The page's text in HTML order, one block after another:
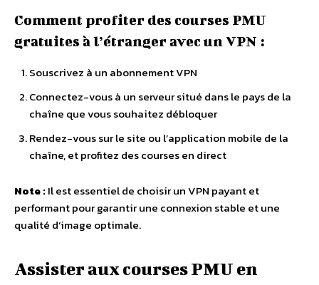
Comment profiter des courses PMU
gratuites à l’étranger avec un VPN :
Souscrivez à un abonnement VPN
Connectez-vous à un serveur situé dans le pays de la
chaîne que vous souhaitez débloquer
Rendez-vous sur le site ou l’application mobile de la
chaîne, et profitez des courses en direct
Note :Il est essentiel de choisir un VPN payant et
performant pour garantir une connexion stable et une
qualité d’image optimale.
Assister aux courses PMU en